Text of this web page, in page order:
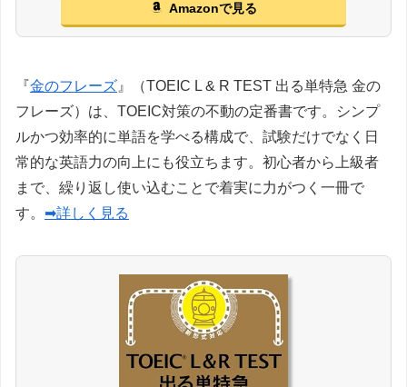
Amazonで見る
『金のフレーズ 』（TOEIC L & R TEST 出る単特急 金の
フレーズ）は、TOEIC対策の不動の定番書です。シンプ
ルかつ効率的に単語を学べる構成で、試験だけでなく日
常的な英語力の向上にも役立ちます。初心者から上級者
まで、繰り返し使い込むことで着実に力がつく一冊で
す。 ➡詳しく見る